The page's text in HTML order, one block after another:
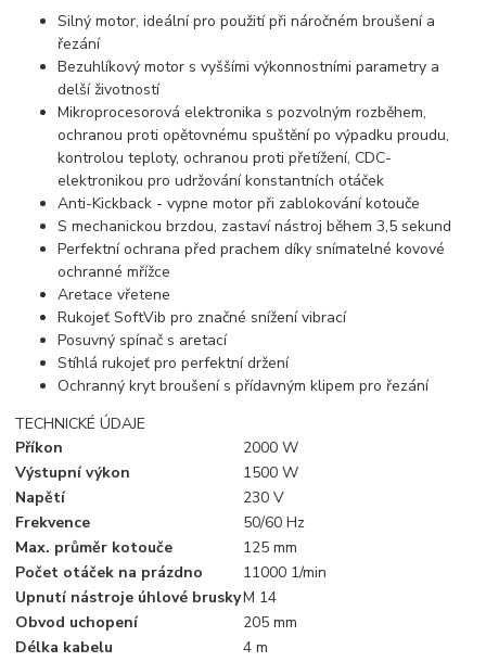
Silný motor, ideální pro použití při náročném broušení a
řezání
Bezuhlíkový motor s vyššími výkonnostními parametry a
delší životností
Mikroprocesorová elektronika s pozvolným rozběhem,
ochranou proti opětovnému spuštění po výpadku proudu,
kontrolou teploty, ochranou proti přetížení, CDC-
elektronikou pro udržování konstantních otáček
Anti-Kickback - vypne motor při zablokování kotouče
S mechanickou brzdou, zastaví nástroj během 3,5 sekund
Perfektní ochrana před prachem díky snímatelné kovové
ochranné mřížce
Aretace vřetene
Rukojeť SoftVib pro značné snížení vibrací
Posuvný spínač s aretací
Stíhlá rukojeť pro perfektní držení
Ochranný kryt broušení s přídavným klipem pro řezání
TECHNICKÉ ÚDAJE
Příkon
2000 W
Výstupní výkon
1500 W
Napětí
230 V
Frekvence
50/60 Hz
Max. průměr kotouče
125 mm
Počet otáček na prázdno
11000 1/min
Upnutí nástroje úhlové bruskyM 14
Obvod uchopení
205 mm
Délka kabelu
4 m